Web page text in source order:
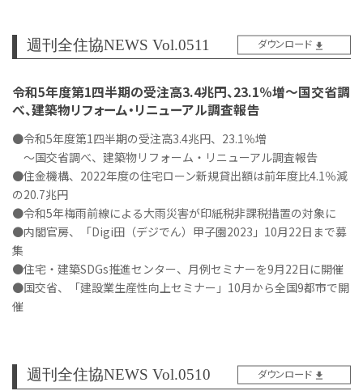
週刊全住協NEWS Vol.0511 ダウンロード
令和5年度第1四半期の受注高3.4兆円、23.1％増～国交省調
べ、建築物リフォーム・リニューアル調査報告
●令和5年度第1四半期の受注高3.4兆円、23.1％増
～国交省調べ、建築物リフォーム・リニューアル調査報告
●住金機構、2022年度の住宅ローン新規貸出額は前年度比4.1％減
の20.7兆円
●令和5年梅雨前線による大雨災害が印紙税非課税措置の対象に
●内閣官房、「Digi田（デジでん）甲子園2023」10月22日まで募
集
●住宅・建築SDGs推進センター、月例セミナーを9月22日に開催
●国交省、「建設業生産性向上セミナー」10月から全国9都市で開
催
週刊全住協NEWS Vol.0510 ダウンロード